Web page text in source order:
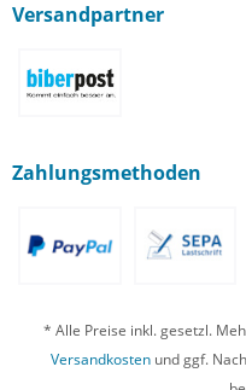
Versandpartner
Zahlungsmethoden
* Alle Preise inkl. gesetzl.
Versandkosten und ggf.